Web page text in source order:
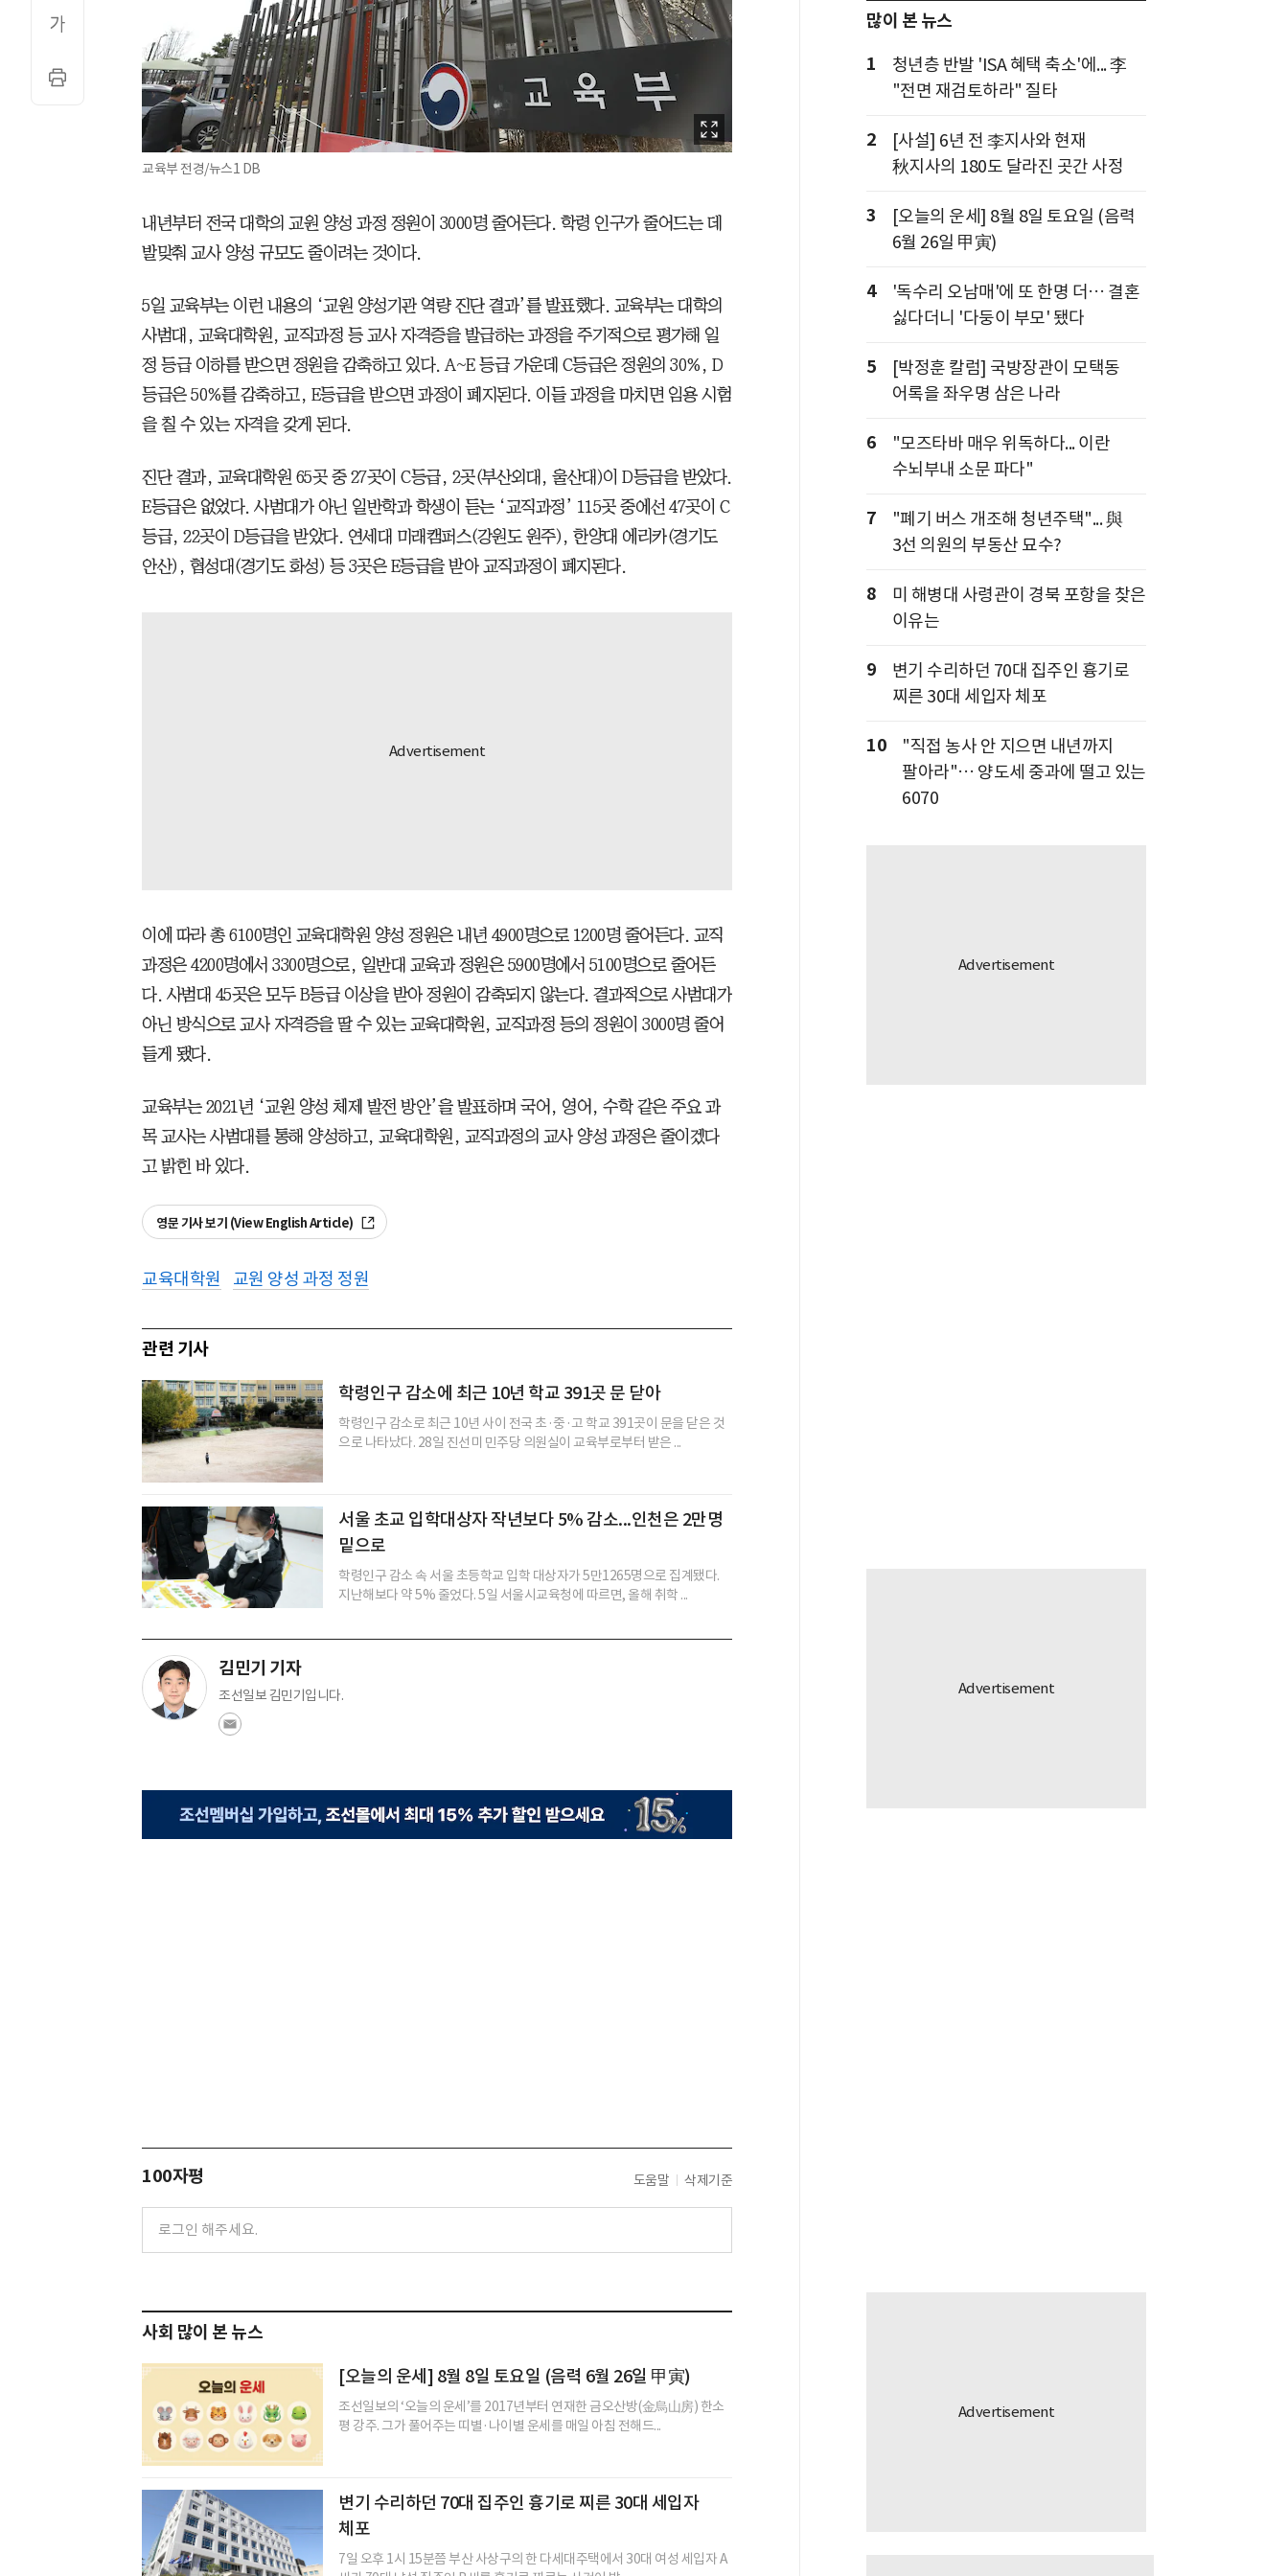
교육부 전경/뉴스1 DB
내년부터 전국 대학의 교원 양성 과정 정원이 3000명 줄어든다. 학령 인구가 줄어드는 데
발맞춰 교사 양성 규모도 줄이려는 것이다.
5일 교육부는 이런 내용의 ‘교원 양성기관 역량 진단 결과’를 발표했다. 교육부는 대학의
사범대, 교육대학원, 교직과정 등 교사 자격증을 발급하는 과정을 주기적으로 평가해 일
정 등급 이하를 받으면 정원을 감축하고 있다. A~E 등급 가운데 C등급은 정원의 30%, D
등급은 50%를 감축하고, E등급을 받으면 과정이 폐지된다. 이들 과정을 마치면 임용 시험
을 칠 수 있는 자격을 갖게 된다.
진단 결과, 교육대학원 65곳 중 27곳이 C등급, 2곳(부산외대, 울산대)이 D등급을 받았다.
E등급은 없었다. 사범대가 아닌 일반학과 학생이 듣는 ‘교직과정’ 115곳 중에선 47곳이 C
등급, 22곳이 D등급을 받았다. 연세대 미래캠퍼스(강원도 원주), 한양대 에리카(경기도
안산), 협성대(경기도 화성) 등 3곳은 E등급을 받아 교직과정이 폐지된다.
이에 따라 총 6100명인 교육대학원 양성 정원은 내년 4900명으로 1200명 줄어든다. 교직
과정은 4200명에서 3300명으로, 일반대 교육과 정원은 5900명에서 5100명으로 줄어든
다. 사범대 45곳은 모두 B등급 이상을 받아 정원이 감축되지 않는다. 결과적으로 사범대가
아닌 방식으로 교사 자격증을 딸 수 있는 교육대학원, 교직과정 등의 정원이 3000명 줄어
들게 됐다.
교육부는 2021년 ‘교원 양성 체제 발전 방안’을 발표하며 국어, 영어, 수학 같은 주요 과
목 교사는 사범대를 통해 양성하고, 교육대학원, 교직과정의 교사 양성 과정은 줄이겠다
고 밝힌 바 있다.
영문 기사 보기 (View English Article)
교육대학원 교원 양성 과정 정원
관련 기사
학령인구 감소에 최근 10년 학교 391곳 문 닫아
학령인구 감소로 최근 10년 사이 전국 초·중·고 학교 391곳이 문을 닫은 것
으로 나타났다. 28일 진선미 민주당 의원실이 교육부로부터 받은 ...
서울 초교 입학대상자 작년보다 5% 감소...인천은 2만명
밑으로
학령인구 감소 속 서울 초등학교 입학 대상자가 5만1265명으로 집계됐다.
지난해보다 약 5% 줄었다. 5일 서울시교육청에 따르면, 올해 취학 ...
김민기 기자
조선일보 김민기입니다.
100자평 도움말 삭제기준
사회 많이 본 뉴스
[오늘의 운세] 8월 8일 토요일 (음력 6월 26일 甲寅)
조선일보의 ‘오늘의 운세’를 2017년부터 연재한 금오산방(金烏山房) 한소
평 강주. 그가 풀어주는 띠별·나이별 운세를 매일 아침 전해드...
변기 수리하던 70대 집주인 흉기로 찌른 30대 세입자
체포
7일 오후 1시 15분쯤 부산 사상구의 한 다세대주택에서 30대 여성 세입자 A
많이 본 뉴스
1
청년층 반발 'ISA 혜택 축소'에... 李
"전면 재검토하라" 질타
2
[사설] 6년 전 李지사와 현재
秋지사의 180도 달라진 곳간 사정
3
[오늘의 운세] 8월 8일 토요일 (음력
6월 26일 甲寅)
4
'독수리 오남매'에 또 한명 더… 결혼
싫다더니 '다둥이 부모' 됐다
5
[박정훈 칼럼] 국방장관이 모택동
어록을 좌우명 삼은 나라
6
"모즈타바 매우 위독하다... 이란
수뇌부내 소문 파다"
7
"폐기 버스 개조해 청년주택"... 與
3선 의원의 부동산 묘수?
8
미 해병대 사령관이 경북 포항을 찾은
이유는
9
변기 수리하던 70대 집주인 흉기로
찌른 30대 세입자 체포
10
"직접 농사 안 지으면 내년까지
팔아라"… 양도세 중과에 떨고 있는
6070